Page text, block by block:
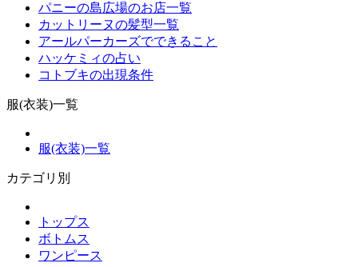
パニーの島広場のお店一覧
カットリーヌの髪型一覧
アールパーカーズでできること
ハッケミィの占い
コトブキの出現条件
服(衣装)一覧
服(衣装)一覧
カテゴリ別
トップス
ボトムス
ワンピース